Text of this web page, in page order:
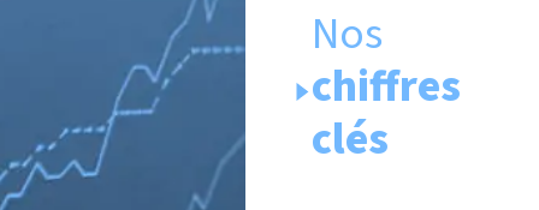
Nos
chiffres
clés